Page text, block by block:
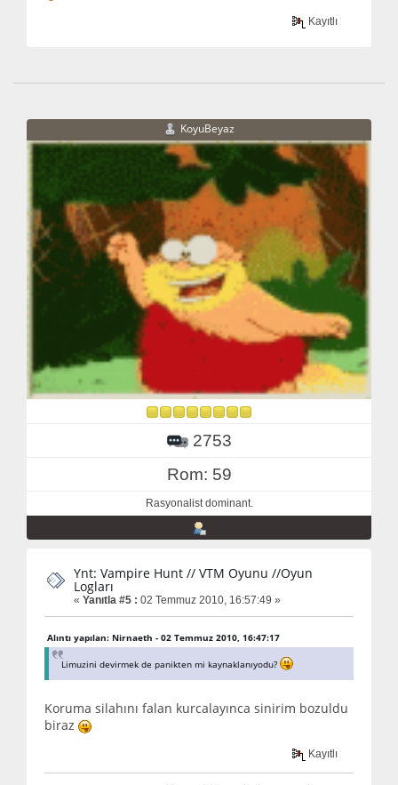
Kayıtlı
KoyuBeyaz
2753
Rom: 59
Rasyonalist dominant.
Ynt: Vampire Hunt // VTM Oyunu //Oyun
Logları
« Yanıtla #5 : 02 Temmuz 2010, 16:57:49 »
Alıntı yapılan: Nirnaeth - 02 Temmuz 2010, 16:47:17
Limuzini devirmek de panikten mi kaynaklanıyodu?
Koruma silahını falan kurcalayınca sinirim bozuldu
biraz
Kayıtlı